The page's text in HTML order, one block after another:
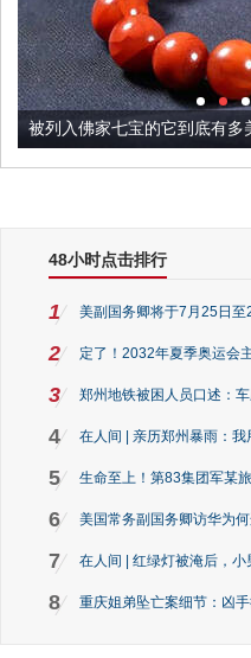
被列入佛家七宝的它到底有多
48小时点击排行
1 美副国务卿将于7月25日至
2 定了！2032年夏季奥运会
3 郑州地铁被困人员口述：
4 在人间 | 亲历郑州暴雨：
5 生命至上！第83集团军某
6 美国常务副国务卿访华为
7 在人间 | 红绿灯被淹后，
8 重庆姐弟坠亡案细节：凶